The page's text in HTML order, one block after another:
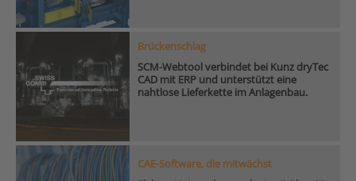
Brückenschlag
SCM-Webtool verbindet bei Kunz dryTec
CAD mit ERP und unterstützt eine
nahtlose Lieferkette im Anlagenbau.
CAE-Software, die mitwächst